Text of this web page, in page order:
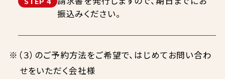
振込みください。
※（３）のご予約方法をご希望で、はじめてお問い合わ
せをいただく会社様